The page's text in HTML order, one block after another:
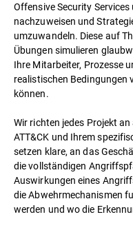
Offensive Security
nachzuweisen und
umzuwandeln. Diese auf
Übungen simulieren
Ihre Mitarbeiter, Prozesse
realistischen Bedingungen
können.
Wir richten jedes Projekt
ATT&CK und Ihrem
setzen klare, an das
die vollständigen
Auswirkungen eines
die Abwehrmechanismen
werden und wo die